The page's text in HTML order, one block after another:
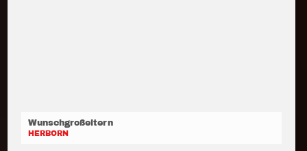
Wunschgroßeltern
HERBORN